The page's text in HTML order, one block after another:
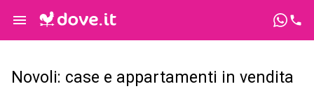
Novoli: case e appartamenti in vendita